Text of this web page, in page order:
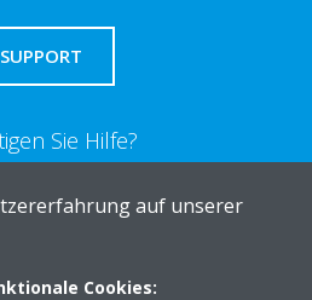
SUPPORT
Sie Hilfe?
SIE UNSauf unserer
Cookies: